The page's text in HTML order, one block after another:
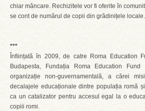
chiar mâncare. Rechizitele vor fi oferite în
se cont de numărul de copii din grădinițele locale.
***
Înființată în 2009, de catre Roma Education
Budapesta, Fundația Roma Education
organizație non-guvernamentală, a cărei
decalajele educaționale dintre populația romă
ca un catalizator pentru accesul egal la o
copiii romi.